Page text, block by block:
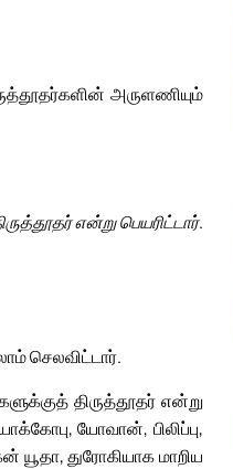
அருளணியும்
என்று பெயரிட்டார்.
செலவிட்டார்.
திருத்தூதர் என்று
யோவான், பிலிப்பு,
துரோகியாக மாறிய